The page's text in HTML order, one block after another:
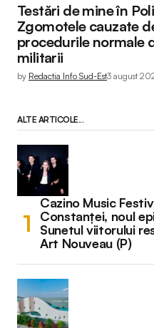
Testări de mine în
Zgomotele cauzate
procedurile normale
militarii
by Redactia Info Sud-Est3 august
ALTE ARTICOLE...
Cazino Music
Constanței, noul
Sunetul viitorului
Art Nouveau (P)